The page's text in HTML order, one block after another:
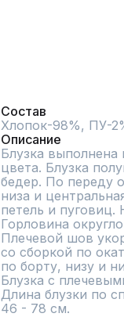
Состав
Хлопок-98%, ПУ-
Описание
Блузка выполнена
цвета. Блузка
бедер. По переду
низа и
петель и пуговиц.
Горловина
Плечевой шов
со сборкой по
по борту, низу и
Блузка с
Длина блузки по
46 - 78 см.